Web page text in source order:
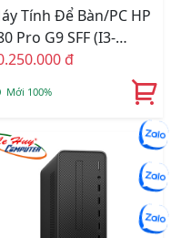
Tính Để Bàn/PC HP
Pro G9 SFF (i3-
8GB
256GSSD/WL+BT/
(72K90PA)
đ
Mới 100%